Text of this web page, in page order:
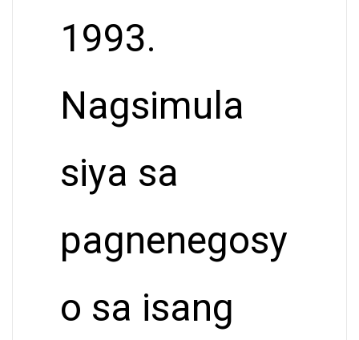
1993.
Nagsimula
siya sa
pagnenegosy
o sa isang